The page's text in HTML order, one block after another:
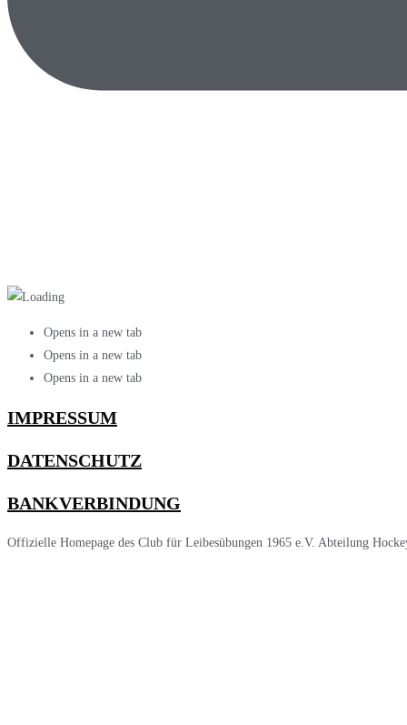
Opens in a new tab
Opens in a new tab
Opens in a new tab
IMPRESSUM
DATENSCHUTZ
BANKVERBINDUNG
Offizielle Homepage des Club für Leibesübungen 1965 e.V. Abteilung